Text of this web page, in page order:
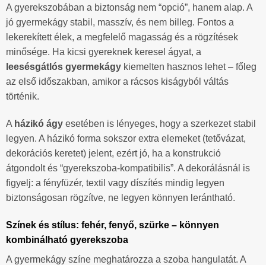
A gyerekszobában a biztonság nem “opció”, hanem alap. A
jó gyermekágy stabil, masszív, és nem billeg. Fontos a
lekerekített élek, a megfelelő magasság és a rögzítések
minősége. Ha kicsi gyereknek keresel ágyat, a
leesésgátlós gyermekágy kiemelten hasznos lehet – főleg
az első időszakban, amikor a rácsos kiságyból váltás
történik.
A házikó ágy esetében is lényeges, hogy a szerkezet stabil
legyen. A házikó forma sokszor extra elemeket (tetővázat,
dekorációs keretet) jelent, ezért jó, ha a konstrukció
átgondolt és “gyerekszoba-kompatibilis”. A dekorálásnál is
figyelj: a fényfüzér, textil vagy díszítés mindig legyen
biztonságosan rögzítve, ne legyen könnyen lerántható.
Színek és stílus: fehér, fenyő, szürke – könnyen
kombinálható gyerekszoba
A gyermekágy színe meghatározza a szoba hangulatát. A